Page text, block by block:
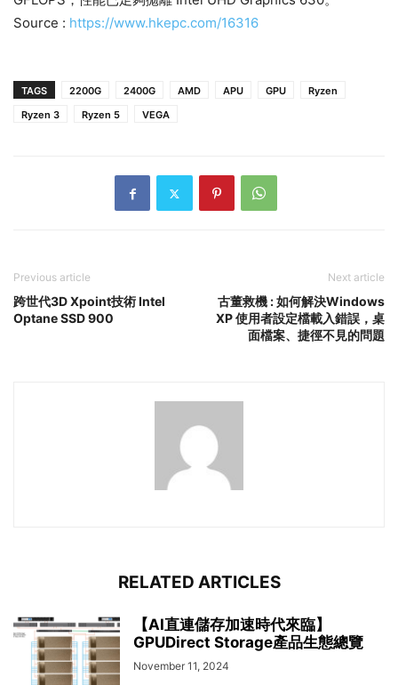
Source : https://www.hkepc.com/16316
TAGS 2200G 2400G AMD APU GPU
Ryzen
Ryzen 3
Ryzen 5 VEGA
Previous article
跨世代3D Xpoint技術 Intel
Optane SSD 900
Next article
古董救機 : 如何解決Windows
XP 使用者設定檔載入錯誤，桌
面檔案、捷徑不見的問題
RELATED ARTICLES
【AI直連儲存加速時代來臨】
GPUDirect Storage產品生態總覽
November 11, 2024